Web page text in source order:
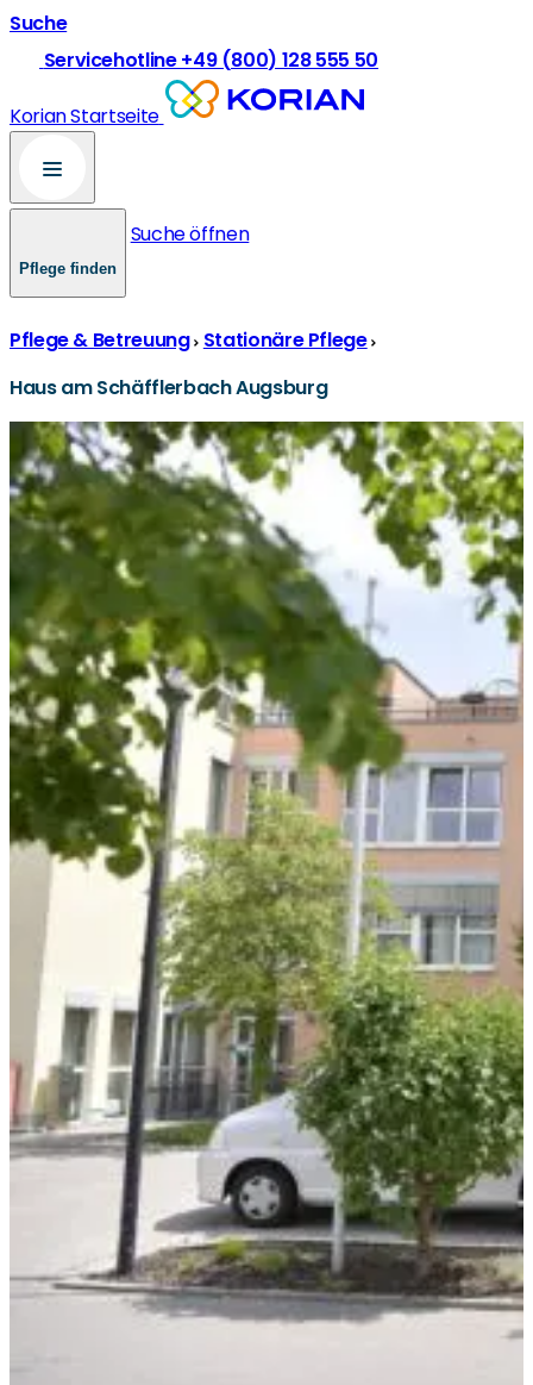
Suche
Servicehotline +49 (800) 128 555 50
Korian Startseite
Pflege finden
Suche öffnen
Pflege & Betreuung Stationäre Pflege
Haus am Schäfflerbach Augsburg